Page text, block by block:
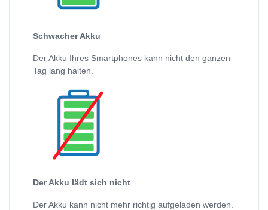
Schwacher Akku
Der Akku Ihres Smartphones kann nicht den ganzen
Tag lang halten.
Der Akku lädt sich nicht
Der Akku kann nicht mehr richtig aufgeladen werden.